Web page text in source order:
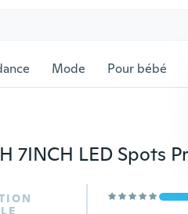
Mode Pour bébé